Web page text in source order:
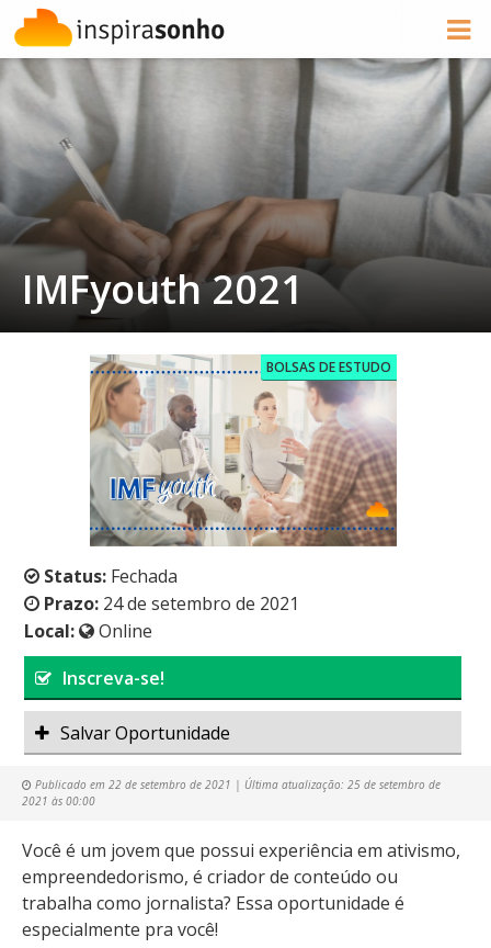
IMFyouth 2021
BOLSAS DE ESTUDO
Status: Fechada
Prazo: 24 de setembro de 2021
Local:
Online
Inscreva-se!
Salvar Oportunidade
Publicado em 22 de setembro de 2021 | Última atualização: 25 de setembro de
2021 às 00:00
Você é um jovem que possui experiência em ativismo,
empreendedorismo, é criador de conteúdo ou
trabalha como jornalista? Essa oportunidade é
especialmente pra você!